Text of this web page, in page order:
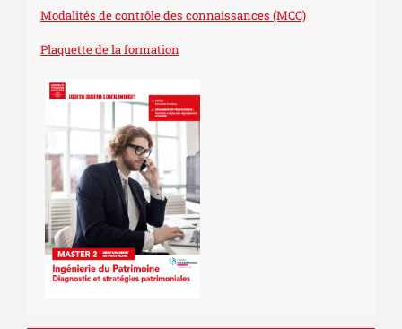
Modalités de contrôle des connaissances (MCC)
Plaquette de la formation